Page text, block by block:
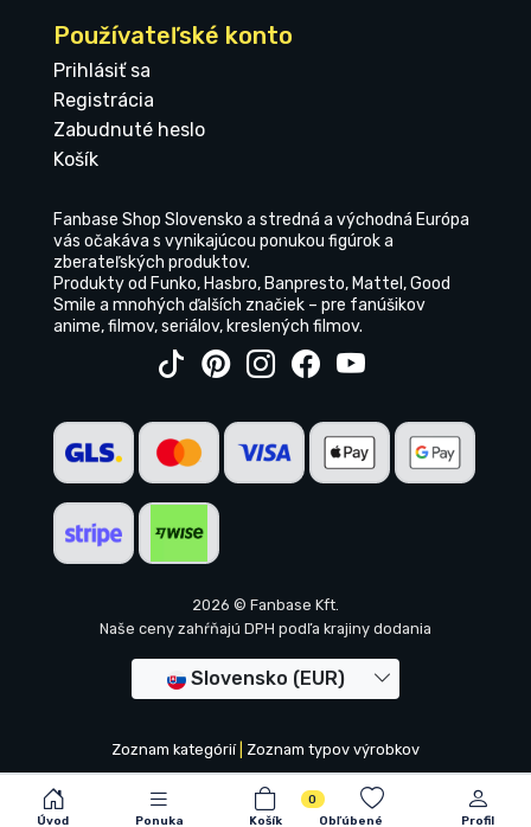
Úvod Ponuka Košík
0
Obľúbené
Profil
Používateľské konto
Prihlásiť sa
Registrácia
Zabudnuté heslo
Košík
Fanbase Shop Slovensko a stredná a východná Európa
vás očakáva s vynikajúcou ponukou figúrok a
zberateľských produktov.
Produkty od Funko, Hasbro, Banpresto, Mattel, Good
Smile a mnohých ďalších značiek – pre fanúšikov
anime, filmov, seriálov, kreslených filmov.
2026 © Fanbase Kft.
Naše ceny zahŕňajú DPH podľa krajiny dodania
Slovensko (EUR)
Zoznam kategórií| Zoznam typov výrobkov